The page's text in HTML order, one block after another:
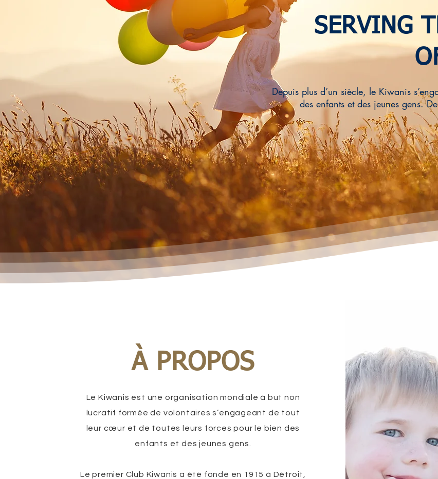
SERVING
Depuis plus d’un siècle, le Kiwanis
des enfants et des jeunes gens.
À PROPOS
Le Kiwanis est une organisation mondiale à but non
lucratif formée de volontaires s’engageant de tout
leur cœur et de toutes leurs forces pour le bien des
enfants et des jeunes gens.
Le premier Club Kiwanis a été fondé en 1915 à Détroit,